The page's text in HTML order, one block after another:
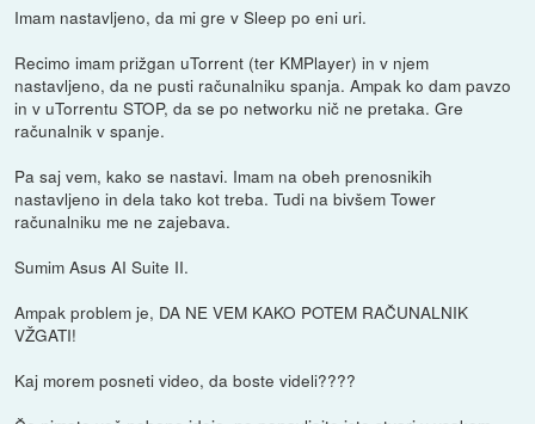
Imam nastavljeno, da mi gre v Sleep po eni uri.
Recimo imam prižgan uTorrent (ter KMPlayer) in v njem
nastavljeno, da ne pusti računalniku spanja. Ampak ko dam pavzo
in v uTorrentu STOP, da se po networku nič ne pretaka. Gre
računalnik v spanje.
Pa saj vem, kako se nastavi. Imam na obeh prenosnikih
nastavljeno in dela tako kot treba. Tudi na bivšem Tower
računalniku me ne zajebava.
Sumim Asus AI Suite II.
Ampak problem je, DA NE VEM KAKO POTEM RAČUNALNIK
VŽGATI!
Kaj morem posneti video, da boste videli????